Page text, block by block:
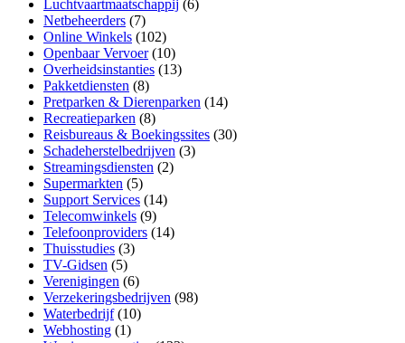
Luchtvaartmaatschappij (6)
Netbeheerders (7)
Online Winkels (102)
Openbaar Vervoer(10)
Overheidsinstanties (13)
Pakketdiensten (8)
Pretparken & Dierenparken (14)
Recreatieparken (8)
Reisbureaus & Boekingssites (30)
Schadeherstelbedrijven (3)
Streamingsdiensten (2)
Supermarkten (5)
Support Services (14)
Telecomwinkels (9)
Telefoonproviders (14)
Thuisstudies (3)
TV-Gidsen (5)
Verenigingen (6)
Verzekeringsbedrijven (98)
Waterbedrijf(10)
Webhosting (1)